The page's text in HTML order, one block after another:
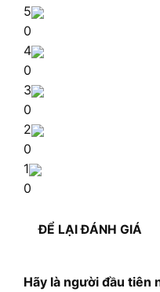
5
0
4
0
3
0
2
0
1
0
ĐỂ LẠI ĐÁNH GIÁ
Hãy là người đầu tiên